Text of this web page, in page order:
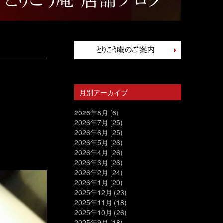
月別アーカイブ
2026年8月 (6)
2026年7月 (25)
2026年6月 (25)
2026年5月 (26)
2026年4月 (26)
2026年3月 (26)
2026年2月 (24)
2026年1月 (20)
2025年12月 (23)
2025年11月 (18)
2025年10月 (26)